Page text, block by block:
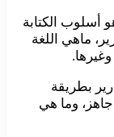
أسلوب الكتابة
ماهي اللغة
بطريقة
وما هي